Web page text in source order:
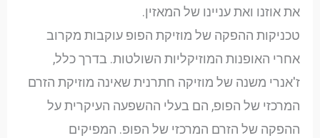
את אוזנו ואת עניינו של המאזין.
טכניקות ההפקה של מוזיקת הפופ עוקבות מקרוב
אחרי האופנות המוזיקליות השולטות. בדרך כלל,
ז'אנרי משנה של מוזיקה חתרנית שאינה מוזיקת הזרם
המרכזי של הפופ, הם בעלי ההשפעה העיקרית על
ההפקה של הזרם המרכזי של הפופ. המפיקים